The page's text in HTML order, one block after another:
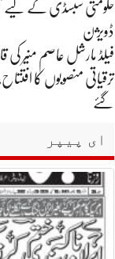
حکومتی سبسڈی کے لیے
ڈویژن
فیلڈ مارشل عاصم منیر کی
ترقیاتی منصوبوں کا
گئے
ای پیپر